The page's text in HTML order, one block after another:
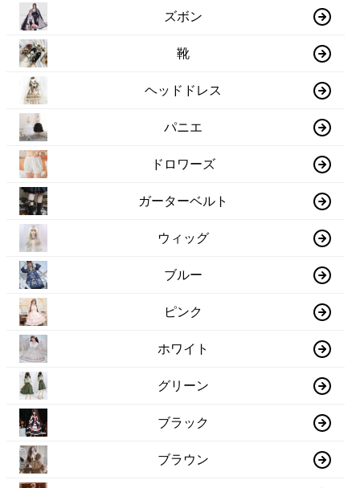
ズボン
靴
ヘッドドレス
パニエ
ドロワーズ
ガーターベルト
ウィッグ
ブルー
ピンク
ホワイト
グリーン
ブラック
ブラウン